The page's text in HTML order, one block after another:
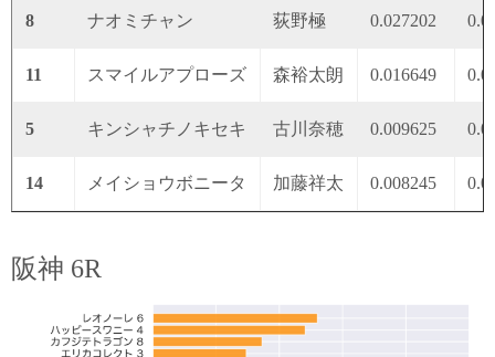
8 ナオミチャン 荻野極 0.027202
11 スマイルアプローズ 森裕太朗 0.016649
5 キンシャチノキセキ 古川奈穂 0.009625
14 メイショウボニータ 加藤祥太 0.008245
阪神 6R